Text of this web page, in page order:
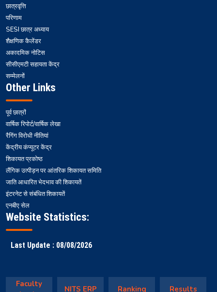
छात्रवृत्ति
परिणाम
SESI छात्र अध्याय
शैक्षणिक कैलेंडर
अकादमिक नोटिस
सीसीएमटी सहायता केंद्र
सम्मेलनों
Other Links
पूर्व छात्रों
वार्षिक रिपोर्ट/वार्षिक लेखा
रैगिंग विरोधी नीतियां
केंद्रीय कंप्यूटर केंद्र
शिकायत प्रकोष्ठ
लैंगिक उत्पीड़न पर आंतरिक शिकायत समिति
जाति आधारित भेदभाव की शिकायतें
इंटरनेट से संबंधित शिकायतें
एनबीए सेल
Website Statistics:
Last Update : 08/08/2026
Faculty
NITS ERP Ranking Results